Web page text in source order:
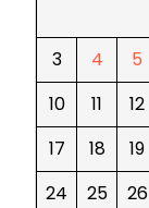
3
4 5
10
11 12
17
18 19
24
25 26